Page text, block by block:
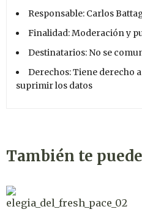
Responsable: Carlos
Finalidad: Moderación y
Destinatarios: No se
Derechos: Tiene derecho
suprimir los datos
También te